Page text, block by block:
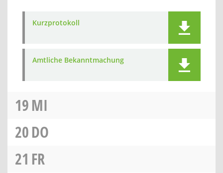
Kurzprotokoll
Amtliche Bekanntmachung
19MI
20DO
21 FR